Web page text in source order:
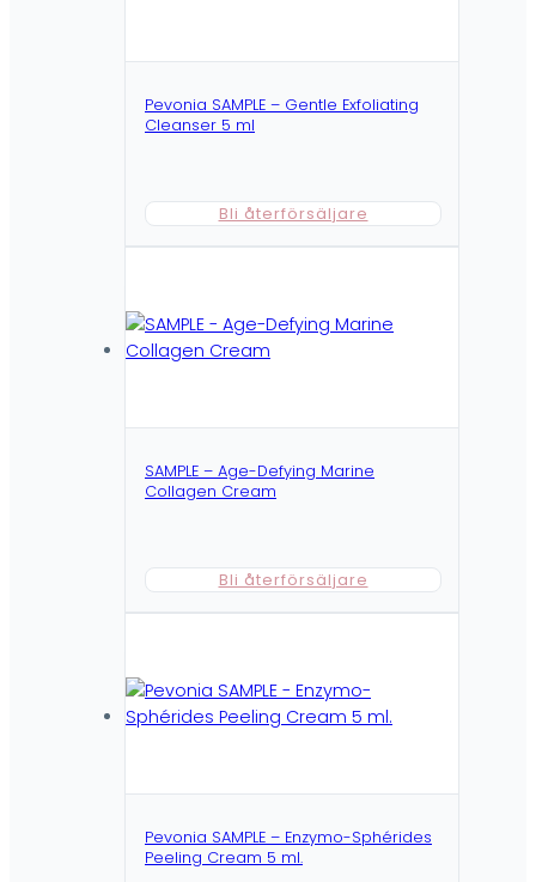
Pevonia SAMPLE – Gentle Exfoliating
Cleanser 5 ml
Bli återförsäljare
SAMPLE – Age-Defying Marine
Collagen Cream
Bli återförsäljare
Pevonia SAMPLE – Enzymo-Sphérides
Peeling Cream 5 ml.